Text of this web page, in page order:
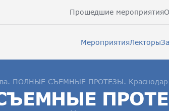
Прошедшие мероприятия
МероприятияЛекторы
ПОЛНЫЕ СЪЕМНЫЕ ПРОТЕЗЫ. Краснодар